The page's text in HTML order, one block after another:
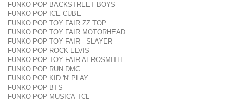
FUNKO POP BACKSTREET BOYS
FUNKO POP ICE CUBE
FUNKO POP TOY FAIR ZZ TOP
FUNKO POP TOY FAIR MOTORHEAD
FUNKO POP TOY FAIR - SLAYER
FUNKO POP ROCK ELVIS
FUNKO POP TOY FAIR AEROSMITH
FUNKO POP RUN DMC
FUNKO POP KID 'N' PLAY
FUNKO POP BTS
FUNKO POP MUSICA TCL